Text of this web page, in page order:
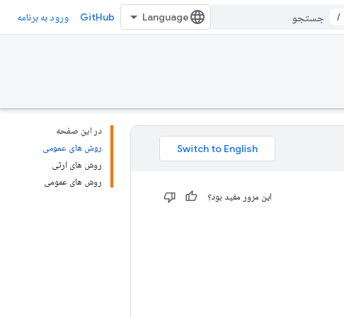
/
GitHub ورود به برنامه
در این صفحه
روش های عمومی
روش های ارثی
روش های عمومی
این مرور مفید بود؟